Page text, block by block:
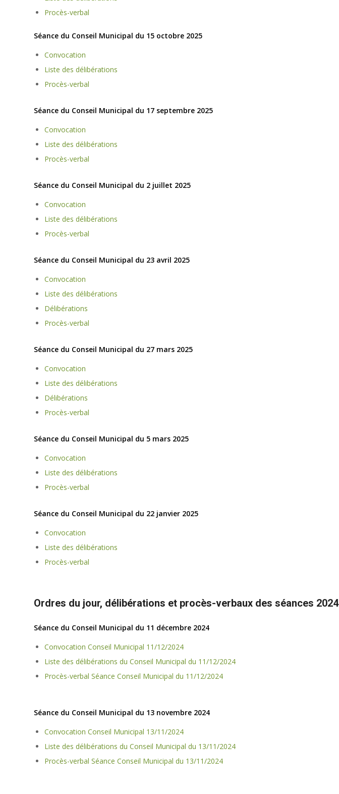
Procès-verbal
Séance du Conseil Municipal du 15 octobre 2025
Convocation
Liste des délibérations
Procès-verbal
Séance du Conseil Municipal du 17 septembre 2025
Convocation
Liste des délibérations
Procès-verbal
Séance du Conseil Municipal du 2 juillet 2025
Convocation
Liste des délibérations
Procès-verbal
Séance du Conseil Municipal du 23 avril 2025
Convocation
Liste des délibérations
Délibérations
Procès-verbal
Séance du Conseil Municipal du 27 mars 2025
Convocation
Liste des délibérations
Délibérations
Procès-verbal
Séance du Conseil Municipal du 5 mars 2025
Convocation
Liste des délibérations
Procès-verbal
Séance du Conseil Municipal du 22 janvier 2025
Convocation
Liste des délibérations
Procès-verbal
Ordres du jour, délibérations et procès-verbaux des séances 2024
Séance du Conseil Municipal du 11 décembre 2024
Convocation Conseil Municipal 11/12/2024
Liste des délibérations du Conseil Municipal du 11/12/2024
Procès-verbal Séance Conseil Municipal du 11/12/2024
Séance du Conseil Municipal du 13 novembre 2024
Convocation Conseil Municipal 13/11/2024
Liste des délibérations du Conseil Municipal du 13/11/2024
Procès-verbal Séance Conseil Municipal du 13/11/2024